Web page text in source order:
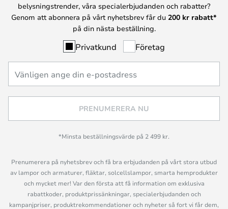
belysningstrender, våra specialerbjudanden och rabatter?
Genom att abonnera på vårt nyhetsbrev får du 200 kr rabatt*
på din nästa beställning.
Privatkund Företag
PRENUMERERA NU
*Minsta beställningsvärde på 2 499 kr.
Prenumerera på nyhetsbrev och få bra erbjudanden på vårt stora utbud
av lampor och armaturer, fläktar, solcellslampor, smarta hemprodukter
och mycket mer! Var den första att få information om exklusiva
rabattkoder, produktprissänkningar, specialerbjudanden och
kampanjpriser, produktrekommendationer och nyheter så fort vi får dem,